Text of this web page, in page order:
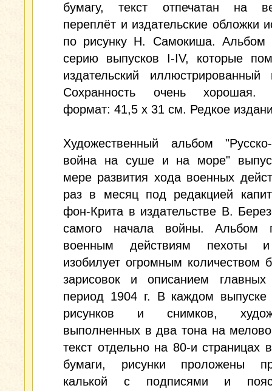
бумагу, текст отпечатан на
переплёт и издательские обложки
по рисунку Н. Самокиша. Альбом
серию выпусков I-IV, которые
издательский иллюстрированный
Сохранность очень хорошая.
формат: 41,5 х 31 см. Редкое
Художественный альбом "Русско-
война на суше и на море"
мере развития хода военных
раз в месяц под редакцией
фон-Крита в издательстве В.
самого начала войны. Альбом
военным действиям пехоты
изобилует огромным количеством
зарисовок и описанием
период 1904 г. В каждом выпуске
рисунков и снимков,
выполненных в два тона на
текст отдельно на 80-и страницах
бумаги, рисунки проложены
калькой с подписями и